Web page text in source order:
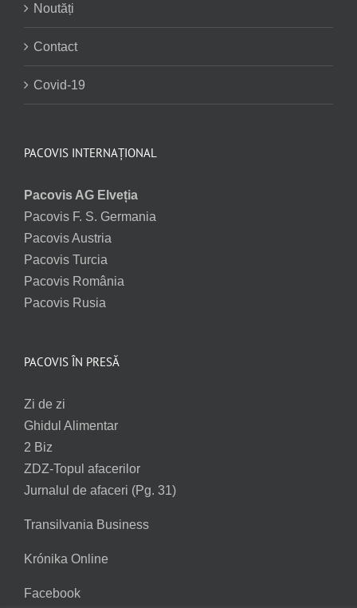
Noutăți
Contact
Covid-19
PACOVIS INTERNAȚIONAL
Pacovis AG Elveția
Pacovis F. S. Germania
Pacovis Austria
Pacovis Turcia
Pacovis România
Pacovis Rusia
PACOVIS ÎN PRESĂ
Zi de zi
Ghidul Alimentar
2 Biz
ZDZ-Topul afacerilor
Jurnalul de afaceri (Pg. 31)
Transilvania Business
Krónika Online
Facebook